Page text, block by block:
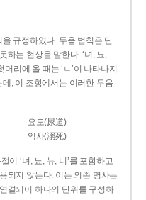
규정하였다. 두음 법칙은 단
하는 현상을 말한다. ‘녀, 뇨,
리에 올 때는 ‘ㄴ’이 나타나지
데, 이 조항에서는 이러한 두음
요도(尿道)
익사(溺死)
이 ‘녀, 뇨, 뉴, 니’를 포함하고
되지 않는다. 이는 의존 명사는
결되어 하나의 단위를 구성하